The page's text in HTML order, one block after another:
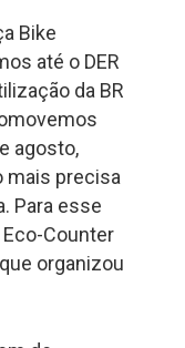
Bike
até o DER
da BR
agosto,
mais precisa
Para esse
Counter
organizou